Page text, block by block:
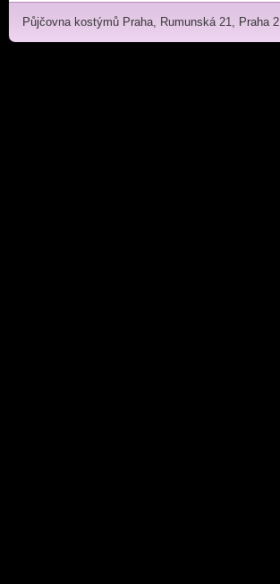
Půjčovna kostýmů Praha, Rumunská 21, Praha 2